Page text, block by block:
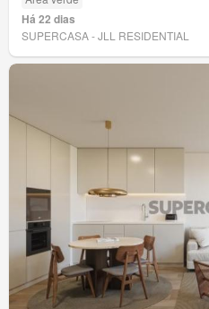
Há 22 dias
SUPERCASA - JLL RESIDENTIAL